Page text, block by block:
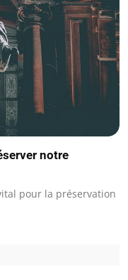
notre
pour la préservation